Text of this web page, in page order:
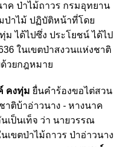
ค ป่าไม้ถาวร กรมอุทยาน
ป่าไม้ ปฏิบัติหน้าที่โดย
ได้ไปซึ่ง ประโยชน์ ได้ไป
ในเขตป่าสงวนแห่งชาติ
วยกฎหมาย
คงทุ่ม ยื่นคําร้องขอไต่สวน
ติบ้าอ่าวนาง - หางนาค
เป็นเท็จ ว่า นายวรรณ
ขตป่าไม้ถาวร ป่าอ่าวนาง